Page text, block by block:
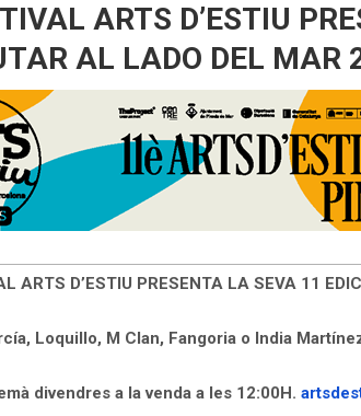
ARTS D’ESTIU
AL LADO DEL MAR
ARTS D’ESTIU PRESENTA LA SEVA 11
Loquillo, M Clan, Fangoria o India
divendres a la venda a les 12:00H.